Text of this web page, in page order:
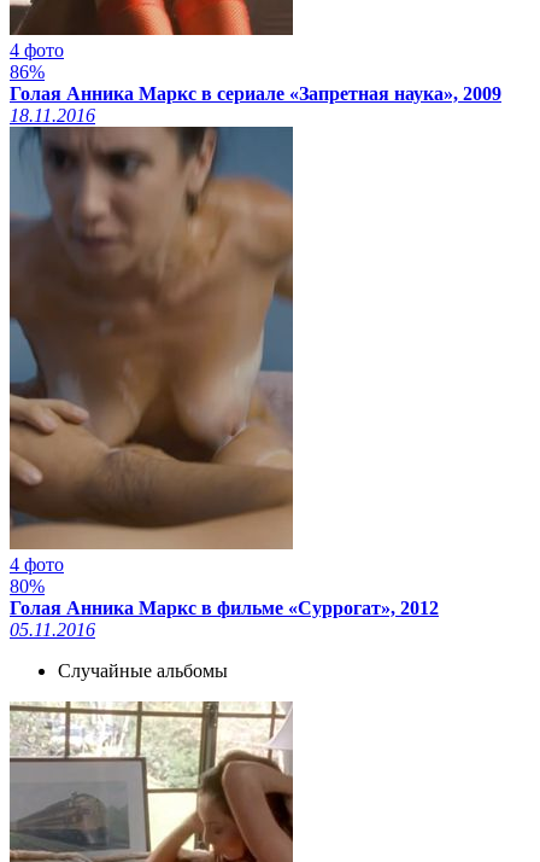
4 фото
86%
Голая Анника Маркс в сериале «Запретная наука», 2009
18.11.2016
4 фото
80%
Голая Анника Маркс в фильме «Суррогат», 2012
05.11.2016
Случайные альбомы